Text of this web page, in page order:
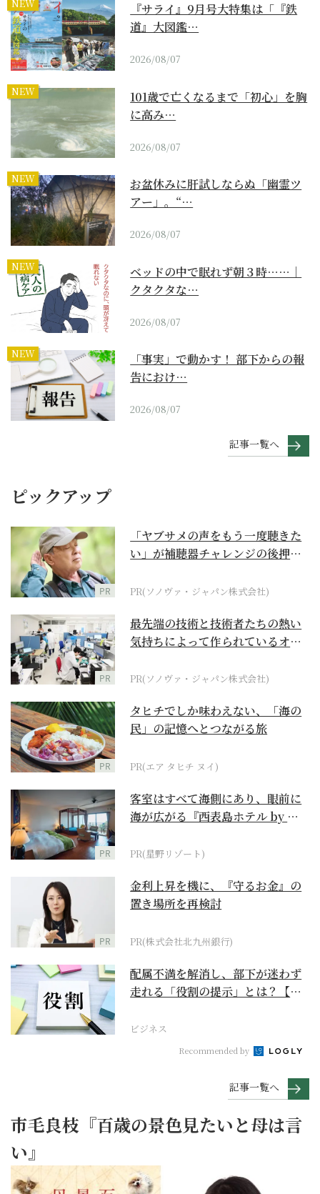
NEW
『サライ』9月号大特集は「『鉄
道』大図鑑…
2026/08/07
NEW
101歳で亡くなるまで「初心」を胸
に高み…
2026/08/07
NEW
お盆休みに肝試しならぬ「幽霊ツ
アー」。“…
2026/08/07
NEW
ベッドの中で眠れず朝３時……｜
クタクタな…
2026/08/07
NEW
「事実」で動かす！ 部下からの報
告におけ…
2026/08/07
記事一覧へ
ピックアップ
PR
「ヤブサメの声をもう一度聴きた
い」が補聴器チャレンジの後押し
PR(ソノヴァ・ジャパン株式会社)
PR
最先端の技術と技術者たちの熱い
気持ちによって作られているオー
PR(ソノヴァ・ジャパン株式会社)
PR
タヒチでしか味わえない、「海の
民」の記憶へとつながる旅
PR(エア タヒチ ヌイ)
PR
客室はすべて海側にあり、眼前に
海が広がる『西表島ホテル by 星
PR(星野リゾート)
PR
金利上昇を機に、『守るお金』の
置き場所を再検討
PR(株式会社北九州銀行)
配属不満を解消し、部下が迷わず
走れる「役割の提示」とは？【ビ
ビジネス
Recommended by
記事一覧へ
市毛良枝『百歳の景色見たいと母は言
い』